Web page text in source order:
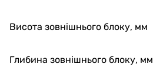
Висота зовнішнього блоку, мм
Глибина зовнішнього блоку, мм